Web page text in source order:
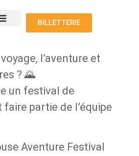
BILLETTERIE
l’aventure et
? 🌄
un festival de
faire partie de l’équipe
Aventure Festival